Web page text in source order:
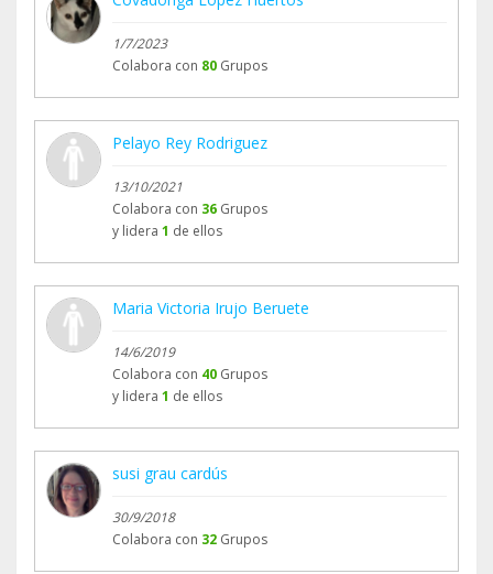
1/7/2023
Colabora con 80 Grupos
Pelayo Rey Rodriguez
13/10/2021
Colabora con 36 Grupos
y lidera 1 de ellos
Maria Victoria Irujo Beruete
14/6/2019
Colabora con 40 Grupos
y lidera 1 de ellos
susi grau cardús
30/9/2018
Colabora con 32 Grupos